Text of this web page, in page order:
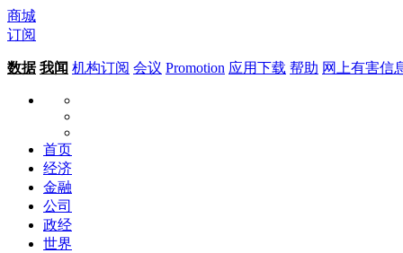
商城
订阅
数据 我闻 机构订阅 会议 Promotion 应用下载 帮助 网上有害信
首页
经济
金融
公司
政经
世界